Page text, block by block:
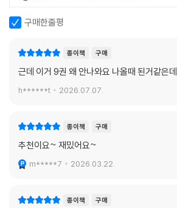
구매한줄평
종이책 구매
근데 이거 9권 왜 안나와요 나올때 된거같은데
h******t 2026.07.07.
종이책 구매
추천이요~ 재밌어요~
m*****7 2026.03.22.
종이책 구매